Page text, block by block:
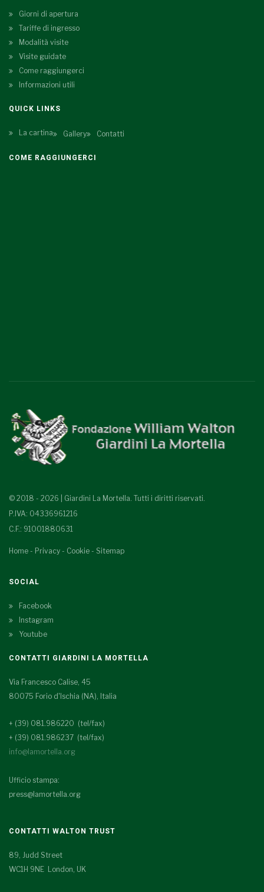
Giorni di apertura
Tariffe di ingresso
Modalità visite
Visite guidate
Come raggiungerci
Informazioni utili
QUICK LINKS
La cartina Gallery Contatti
COME RAGGIUNGERCI
© 2018 - 2026 | Giardini La Mortella. Tutti i diritti riservati.
P.IVA: 04336961216
C.F.: 91001880631
Home - Privacy - Cookie - Sitemap
SOCIAL
Facebook
Instagram
Youtube
CONTATTI GIARDINI LA MORTELLA
Via Francesco Calise, 45
80075 Forio d'Ischia (NA), Italia
+ (39) 081.986220 (tel/fax)
+ (39) 081.986237 (tel/fax)
info@lamortella.org
Ufficio stampa:
press@lamortella.org
CONTATTI WALTON TRUST
89, Judd Street
WC1H 9NE London, UK